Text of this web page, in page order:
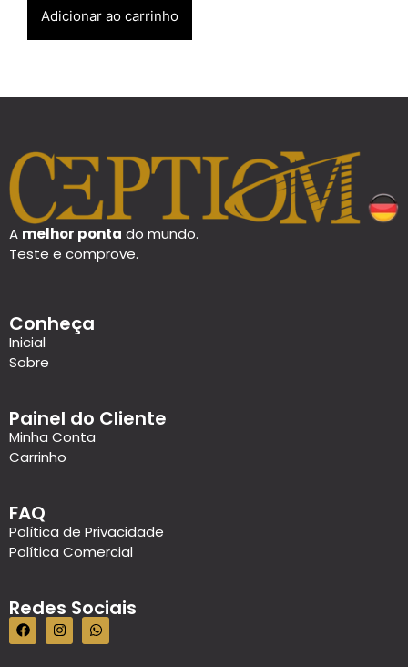
Adicionar ao carrinho
A melhor ponta do mundo.
Teste e comprove.
Conheça
Inicial
Sobre
Painel do Cliente
Minha Conta
Carrinho
FAQ
Política de Privacidade
Política Comercial
Redes Sociais